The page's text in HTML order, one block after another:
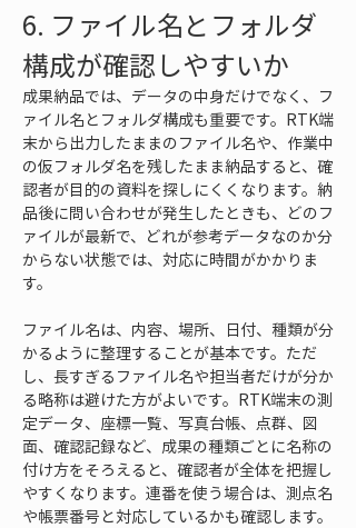
6. ファイル名とフォルダ
構成が確認しやすいか
成果納品では、データの中身だけでなく、フ
ァイル名とフォルダ構成も重要です。RTK端
末から出力したままのファイル名や、作業中
の仮フォルダ名を残したまま納品すると、確
認者が目的の資料を探しにくくなります。納
品後に問い合わせが発生したときも、どのフ
ァイルが最新で、どれが参考データなのか分
からない状態では、対応に時間がかかりま
す。
ファイル名は、内容、場所、日付、種類が分
かるように整理することが基本です。ただ
し、長すぎるファイル名や担当者だけが分か
る略称は避けた方がよいです。RTK端末の測
定データ、座標一覧、写真台帳、点群、図
面、確認記録など、成果の種類ごとに名称の
付け方をそろえると、確認者が全体を把握し
やすくなります。連番を使う場合は、測点名
や帳票番号と対応しているかも確認します。